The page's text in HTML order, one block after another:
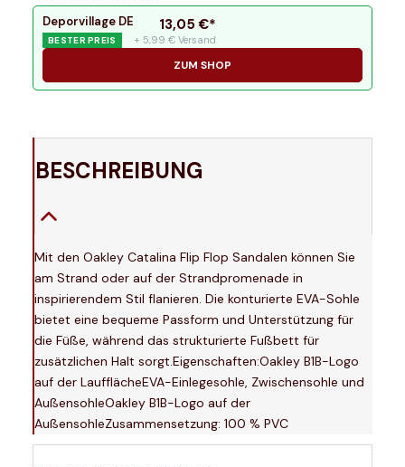
Deporvillage DE
BESTER PREIS
13,05 €*
+ 5,99 € Versand
ZUM SHOP
BESCHREIBUNG
Mit den Oakley Catalina Flip Flop Sandalen können Sie
am Strand oder auf der Strandpromenade in
inspirierendem Stil flanieren. Die konturierte EVA-Sohle
bietet eine bequeme Passform und Unterstützung für
die Füße, während das strukturierte Fußbett für
zusätzlichen Halt sorgt.Eigenschaften:Oakley B1B-Logo
auf der LaufflächeEVA-Einlegesohle, Zwischensohle und
AußensohleOakley B1B-Logo auf der
AußensohleZusammensetzung: 100 % PVC